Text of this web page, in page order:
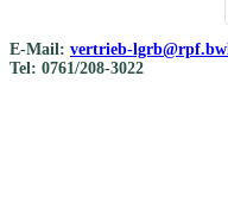
E-Mail: vertrieb-
Tel: 0761/208-3022